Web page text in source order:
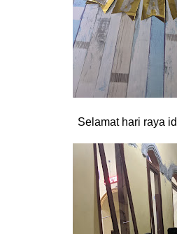
Selamat hari raya